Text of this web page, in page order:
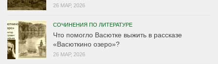
26 МАР, 2026
СОЧИНЕНИЯ ПО ЛИТЕРАТУРЕ
Что помогло Васютке выжить в рассказе
«Васюткино озеро»?
26 МАР, 2026